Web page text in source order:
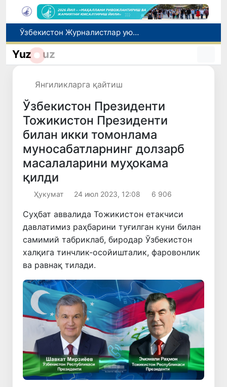
Кредит ва молиявий хизматлар рекламасига огоҳлантириш талаби киритилади
FOTON ва MKBANK стратегик ҳамкорлик ва бўлиб тўлаш шартлари!
Yuz uz
Янгиликларга қайтиш
Ўзбекистон Президенти
Тожикистон Президенти
билан икки томонлама
муносабатларнинг долзарб
масалаларини муҳокама
қилди
Ҳукумат 24 июл 2023, 12:08 6 906
Суҳбат аввалида Тожикистон етакчиси
давлатимиз раҳбарини туғилган куни билан
самимий табриклаб, биродар Ўзбекистон
халқига тинчлик-осойишталик, фаровонлик
ва равнақ тилади.